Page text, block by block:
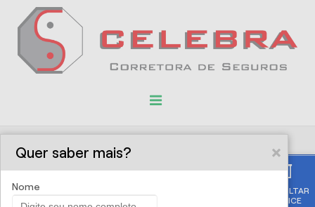
CONSULTAR
APÓLICE
Solicite uma proposta
Quer saber mais?
Nome